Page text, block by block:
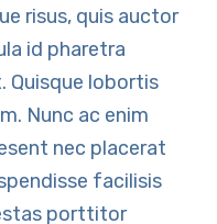
risus, quis auctor
id pharetra
Quisque lobortis
Nunc ac enim
nec placerat
facilisis
porttitor